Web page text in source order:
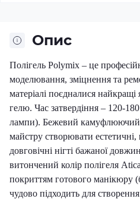
Опис
Полігель Polymix – це
моделювання, зміцнення та
матеріалі поєдналися найкращі
гелю. Час затвердіння – 120-
лампи). Бежевий камуфлюючий
майстру створювати естетичні,
довговічні нігті бажаної
витончений колір полігеля Atica
покриттям готового манікюру
чудово підходить для